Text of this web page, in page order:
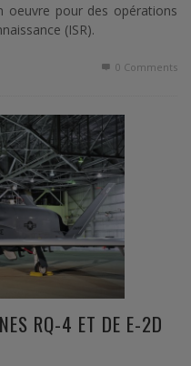
oeuvre pour des opérations
(ISR).
0 Comments
RQ-4 ET DE E-2D